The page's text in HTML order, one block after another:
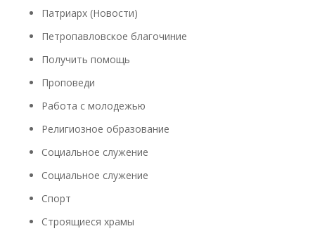
Патриарх (Новости)
Петропавловское благочиние
Получить помощь
Проповеди
Работа с молодежью
Религиозное образование
Социальное служение
Социальное служение
Спорт
Строящиеся храмы